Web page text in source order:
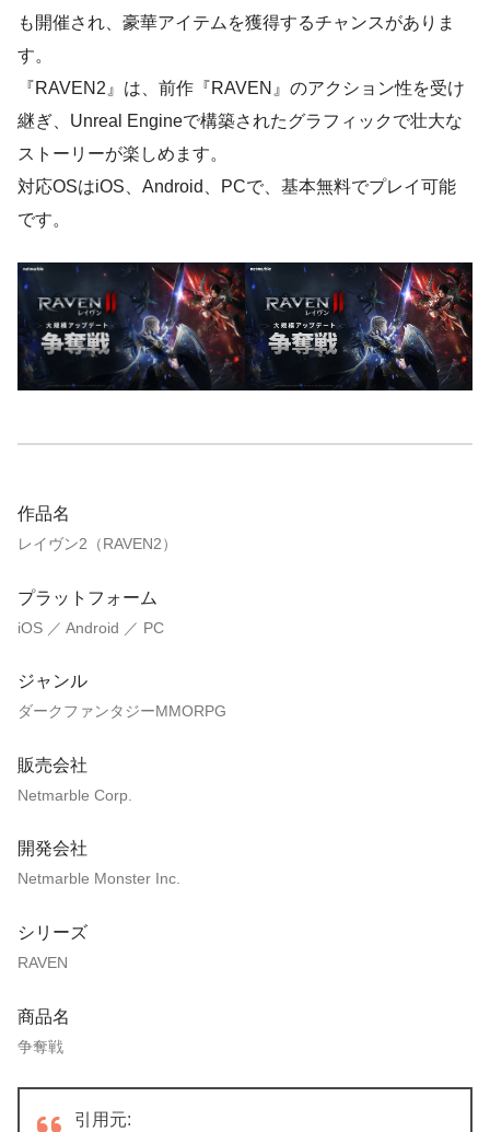
も開催され、豪華アイテムを獲得するチャンスがありま
す。
『RAVEN2』は、前作『RAVEN』のアクション性を受け
継ぎ、Unreal Engineで構築されたグラフィックで壮大な
ストーリーが楽しめます。
対応OSはiOS、Android、PCで、基本無料でプレイ可能
です。
作品名
レイヴン2（RAVEN2）
プラットフォーム
iOS ／ Android ／ PC
ジャンル
ダークファンタジーMMORPG
販売会社
Netmarble Corp.
開発会社
Netmarble Monster Inc.
シリーズ
RAVEN
商品名
争奪戦
引用元: